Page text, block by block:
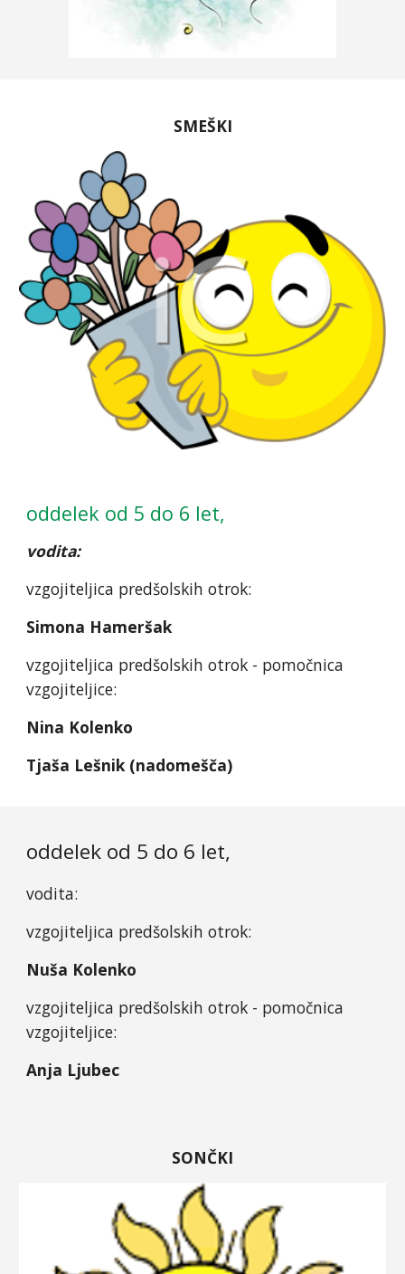
SMEŠKI
oddelek od 5 do 6 let,
vodita:
vzgojiteljica predšolskih otrok:
Simona Hameršak
vzgojiteljica predšolskih otrok - pomočnica
vzgojiteljice:
Nina Kolenko
Tjaša Lešnik (nadomešča)
oddelek od 5 do 6 let,
vodita:
vzgojiteljica predšolskih otrok:
Nuša Kolenko
vzgojiteljica predšolskih otrok - pomočnica
vzgojiteljice:
Anja Ljubec
SONČKI